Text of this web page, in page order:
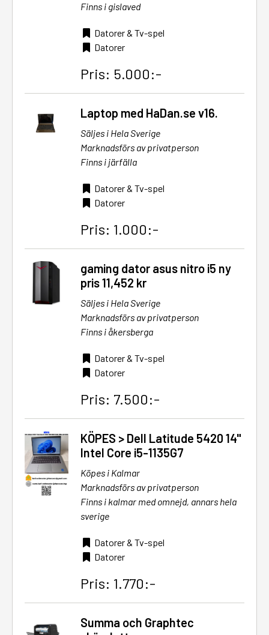
Finns i gislaved
Datorer & Tv-spel
Datorer
Pris: 5.000:-
Laptop med HaDan.se v16.
Säljes i Hela Sverige
Marknadsförs av privatperson
Finns i järfälla
Datorer & Tv-spel
Datorer
Pris: 1.000:-
gaming dator asus nitro i5 ny
pris 11,452 kr
Säljes i Hela Sverige
Marknadsförs av privatperson
Finns i åkersberga
Datorer & Tv-spel
Datorer
Pris: 7.500:-
KÖPES > Dell Latitude 5420 14"
Intel Core i5-1135G7
Köpes i Kalmar
Marknadsförs av privatperson
Finns i kalmar med omnejd, annars hela
sverige
Datorer & Tv-spel
Datorer
Pris: 1.770:-
Summa och Graphtec